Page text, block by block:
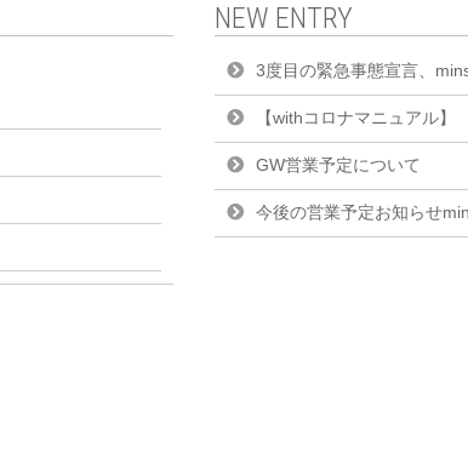
NEW ENTRY
3度目の緊急事態宣言、
【withコロナマニュアル】
GW営業予定について
今後の営業予定お知らせ